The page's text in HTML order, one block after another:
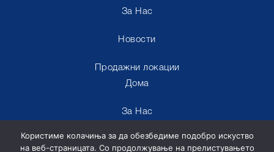
За Нас
Новости
Продажни локации
Дома
За Нас
Новости
Користиме колачиња за да обезбедиме подобро искуство
на веб-страницата. Со продолжување на прелистувањето